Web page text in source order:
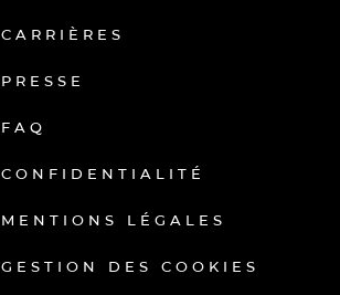
CARRIÈRES
PRESSE
FAQ
CONFIDENTIALITÉ
MENTIONS LÉGALES
GESTION DES COOKIES